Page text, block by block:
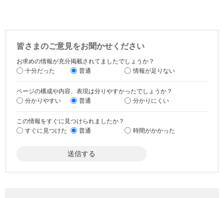
皆さまのご意見をお聞かせください
お求めの情報が充分掲載されてましたでしょうか？
十分だった
普通 情報が足りない
ページの構成や内容、表現は分りやすかったでしょうか？
分かりやすい
普通 分かりにくい
この情報をすぐに見つけられましたか？
すぐに見つけた
普通 時間がかかった